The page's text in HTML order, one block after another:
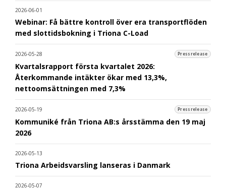
2026-06-01
Webinar: Få bättre kontroll över era transportflöden
med slottidsbokning i Triona C-Load
2026-05-28 Pressrelease
Kvartalsrapport första kvartalet 2026:
Återkommande intäkter ökar med 13,3%,
nettoomsättningen med 7,3%
2026-05-19 Pressrelease
Kommuniké från Triona AB:s årsstämma den 19 maj
2026
2026-05-13
Triona Arbeidsvarsling lanseras i Danmark
2026-05-07